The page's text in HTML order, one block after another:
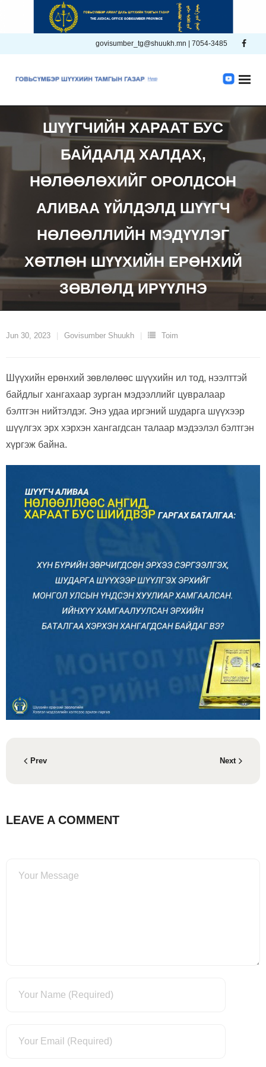
govisumber_tg@shuukh.mn | 7054-3485
ШҮҮГЧИЙН ХАРААТ БУС
БАЙДАЛД ХАЛДАХ,
НӨЛӨӨЛӨХИЙГ ОРОЛДСОН
АЛИВАА ҮЙЛДЭЛД ШҮҮГЧ
НӨЛӨӨЛЛИЙН МЭДҮҮЛЭГ
ХӨТЛӨН ШҮҮХИЙН ЕРӨНХИЙ
ЗӨВЛӨЛД ИРҮҮЛНЭ
Jun 30, 2023 Govisumber Shuukh Toim
Шүүхийн ерөнхий зөвлөлөөс шүүхийн ил тод, нээлттэй
байдлыг хангахаар зурган мэдээллийг цувралаар
бэлтгэн нийтэлдэг. Энэ удаа иргэний шударга шүүхээр
шүүлгэх эрх хэрхэн хангагдсан талаар мэдээлэл бэлтгэн
хүргэж байна.
Prev Next
LEAVE A COMMENT